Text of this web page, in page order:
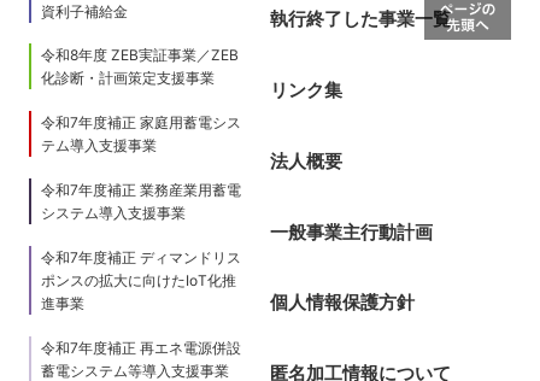
資利子補給金
令和8年度 ZEB実証事業／ZEB
化診断・計画策定支援事業
令和7年度補正 家庭用蓄電シス
テム導入支援事業
令和7年度補正 業務産業用蓄電
システム導入支援事業
令和7年度補正 ディマンドリス
ポンスの拡大に向けたIoT化推
進事業
令和7年度補正 再エネ電源併設
蓄電システム等導入支援事業
執行終了した事業一覧
リンク集
法人概要
一般事業主行動計画
個人情報保護方針
匿名加工情報について